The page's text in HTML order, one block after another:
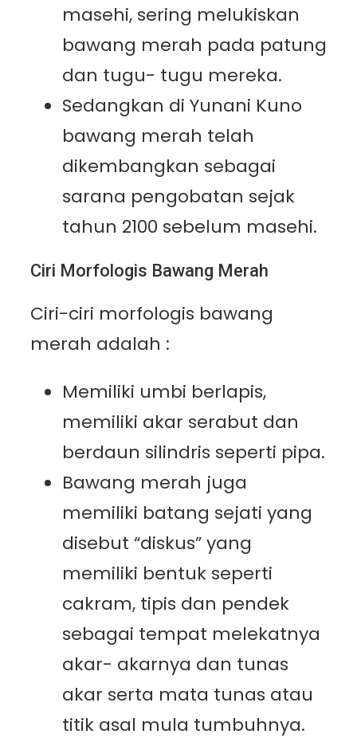
masehi, sering melukiskan
bawang merah pada patung
dan tugu- tugu mereka.
Sedangkan di Yunani Kuno
bawang merah telah
dikembangkan sebagai
sarana pengobatan sejak
tahun 2100 sebelum masehi.
Ciri Morfologis Bawang Merah
Ciri-ciri morfologis bawang
merah adalah :
Memiliki umbi berlapis,
memiliki akar serabut dan
berdaun silindris seperti pipa.
Bawang merah juga
memiliki batang sejati yang
disebut “diskus” yang
memiliki bentuk seperti
cakram, tipis dan pendek
sebagai tempat melekatnya
akar- akarnya dan tunas
akar serta mata tunas atau
titik asal mula tumbuhnya.